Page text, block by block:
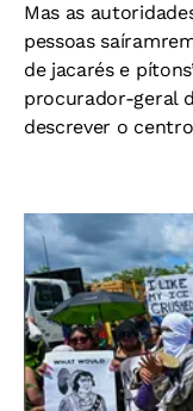
Mas as
pessoas
de jacarés e
procurador-geral
descrever o